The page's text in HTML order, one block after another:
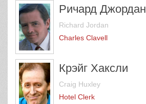
Ричард Джордан
Richard Jordan
Charles Clavell
Крэйг Хаксли
Craig Huxley
Hotel Clerk